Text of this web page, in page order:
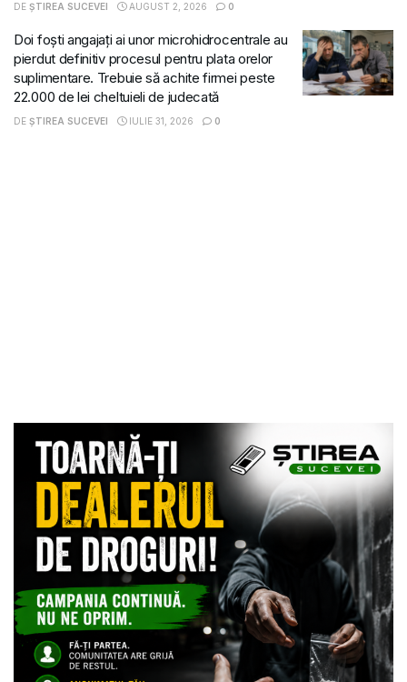
DE ȘTIREA SUCEVEI AUGUST 2, 2026 0
Doi foști angajați ai unor microhidrocentrale au
pierdut definitiv procesul pentru plata orelor
suplimentare. Trebuie să achite firmei peste
22.000 de lei cheltuieli de judecată
DE ȘTIREA SUCEVEI IULIE 31, 2026 0